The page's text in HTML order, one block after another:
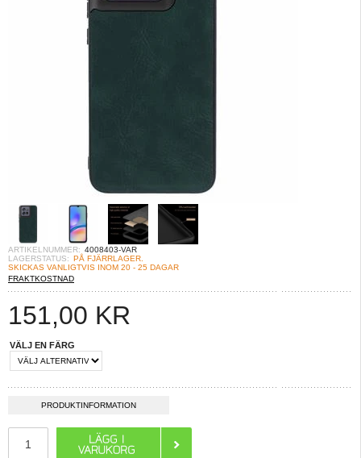
ARTIKELNUMMER: 4008403-VAR
LAGERSTATUS: PÅ FJÄRRLAGER.
SKICKAS VANLIGTVIS INOM 20 - 25 DAGAR
FRAKTKOSTNAD
151,00 KR
VÄLJ EN FÄRG
PRODUKTINFORMATION